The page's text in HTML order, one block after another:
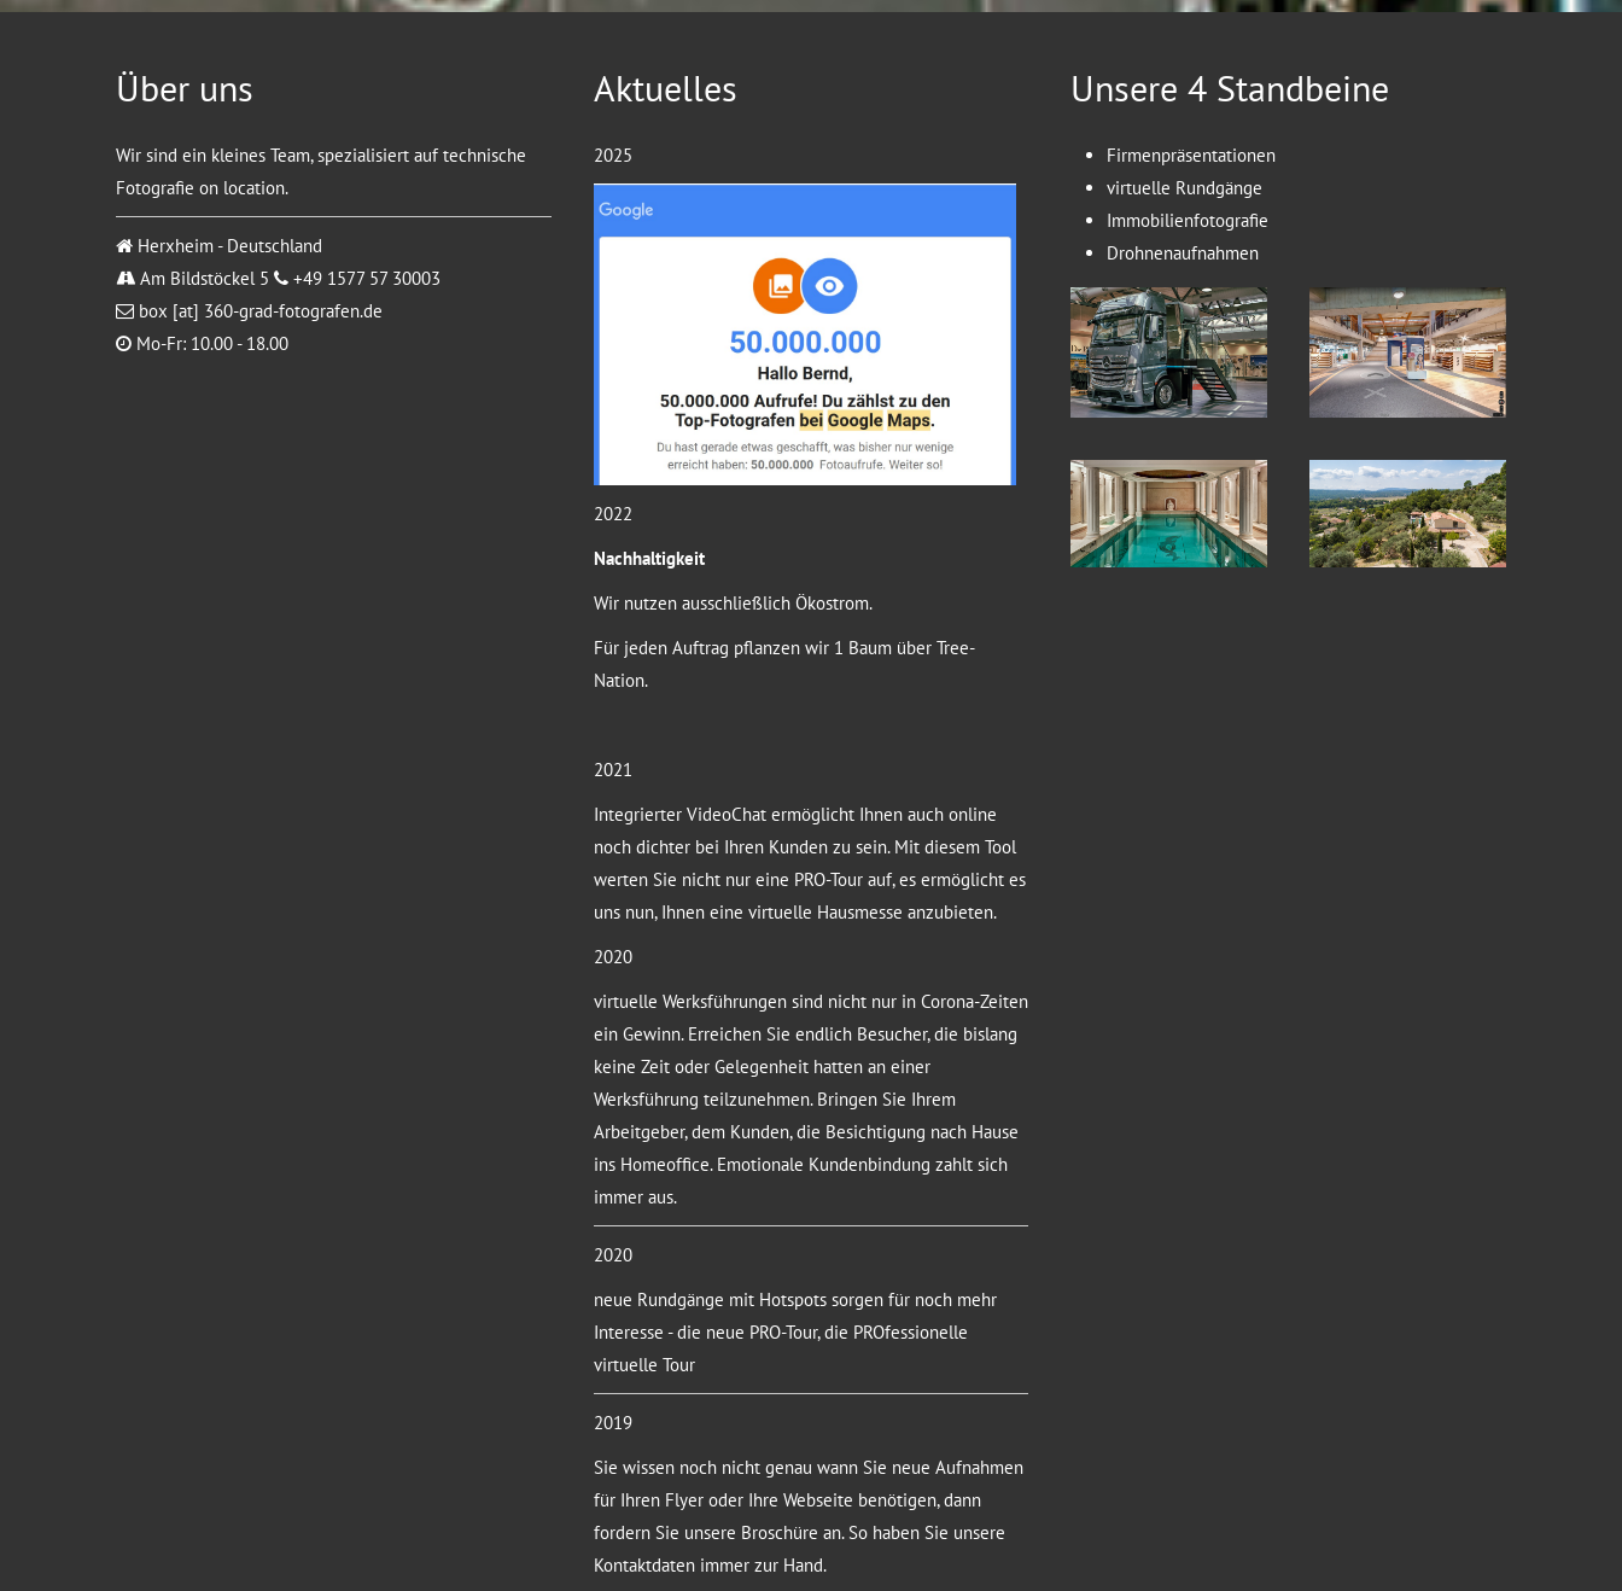
Über uns
Wir sind ein kleines Team, spezialisiert auf technische
Fotografie on location.
Herxheim - Deutschland
Am Bildstöckel 5
+49 1577 57 30003
box [at] 360-grad-fotografen.de
Mo-Fr: 10.00 - 18.00
Aktuelles
2025
2022
Nachhaltigkeit
Wir nutzen ausschließlich Ökostrom.
Für jeden Auftrag pflanzen wir 1 Baum über Tree-
Nation.
2021
Integrierter VideoChat ermöglicht Ihnen auch online
noch dichter bei Ihren Kunden zu sein. Mit diesem Tool
werten Sie nicht nur eine PRO-Tour auf, es ermöglicht es
uns nun, Ihnen eine virtuelle Hausmesse anzubieten.
2020
virtuelle Werksführungen sind nicht nur in Corona-Zeiten
ein Gewinn. Erreichen Sie endlich Besucher, die bislang
keine Zeit oder Gelegenheit hatten an einer
Werksführung teilzunehmen. Bringen Sie Ihrem
Arbeitgeber, dem Kunden, die Besichtigung nach Hause
ins Homeoffice. Emotionale Kundenbindung zahlt sich
immer aus.
2020
neue Rundgänge mit Hotspots sorgen für noch mehr
Interesse - die neue PRO-Tour, die PROfessionelle
virtuelle Tour
2019
Sie wissen noch nicht genau wann Sie neue Aufnahmen
für Ihren Flyer oder Ihre Webseite benötigen, dann
fordern Sie unsere Broschüre an. So haben Sie unsere
Kontaktdaten immer zur Hand.
Unsere 4 Standbeine
Firmenpräsentationen
virtuelle Rundgänge
Immobilienfotografie
Drohnenaufnahmen